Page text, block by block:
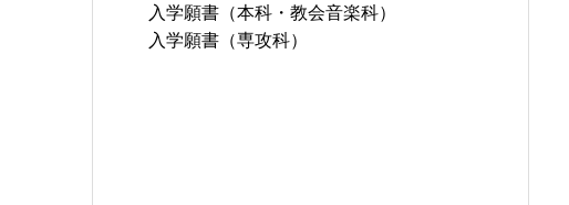
入学願書（本科・教会音楽科）
入学願書（専攻科）